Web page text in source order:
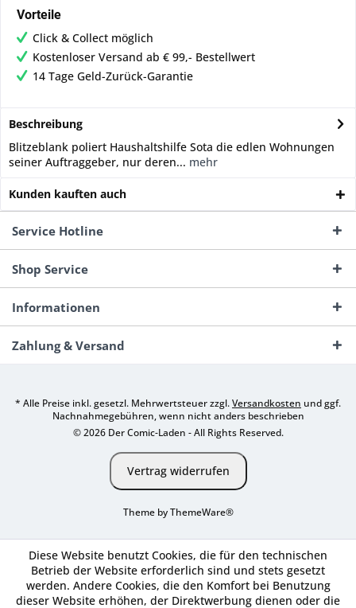
Vorteile
Click & Collect möglich
Kostenloser Versand ab € 99,- Bestellwert
14 Tage Geld-Zurück-Garantie
Beschreibung
Blitzeblank poliert Haushaltshilfe Sota die edlen Wohnungen
seiner Auftraggeber, nur deren... mehr
Kunden kauften auch
Service Hotline
Shop Service
Informationen
Zahlung & Versand
* Alle Preise inkl. gesetzl. Mehrwertsteuer zzgl.Versandkosten und ggf.
Nachnahmegebühren, wenn nicht anders beschrieben
© 2026 Der Comic-Laden - All Rights Reserved.
Vertrag widerrufen
Theme byThemeWare®
Diese Website benutzt Cookies, die für den technischen
Betrieb der Website erforderlich sind und stets gesetzt
werden. Andere Cookies, die den Komfort bei Benutzung
dieser Website erhöhen, der Direktwerbung dienen oder die